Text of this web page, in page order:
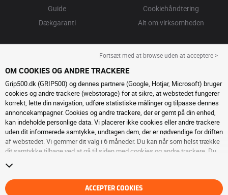
Guide
Dækgaranti
Cookiehåndtering
Alt om virksomheden
Fortsæt med at browse uden at acceptere >
OM COOKIES OG ANDRE TRACKERE
Grip500.dk (GRIP500) og dennes partnere (Google, Hotjar, Microsoft) bruger
cookies og andre trackere (webstorage) for at sikre, at webstedet fungerer
korrekt, lette din navigation, udføre statistiske målinger og tilpasse dennes
annoncekampagner. Cookies og andre trackere, der er gemt på din enhed,
kan indeholde personlige data. Vi placerer ikke cookies eller andre trackere
uden dit informerede samtykke, undtagen dem, der er nødvendige for driften
af ​​webstedet. Vi gemmer dit valg i 6 måneder. Du kan når som helst trække
dit samtykke tilbage ved at gå til siden med cookies og andre trackere . Du
cookies eller andre trackere. Afvisning forhindrer ikke adgang til tjenesterne
GRIP500. For mere information, inviterer vi dig til at konsulteresiden om
cookies og andre trackere
ACCEPTER COOKIES